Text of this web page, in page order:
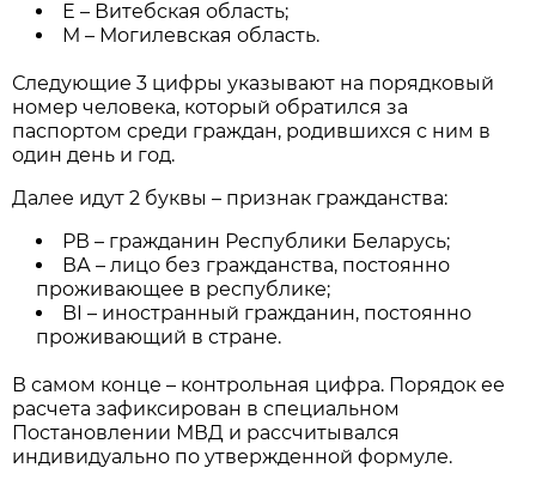
Е – Витебская область;
М – Могилевская область.
Следующие 3 цифры указывают на порядковый
номер человека, который обратился за
паспортом среди граждан, родившихся с ним в
один день и год.
Далее идут 2 буквы – признак гражданства:
РВ – гражданин Республики Беларусь;
ВА – лицо без гражданства, постоянно
проживающее в республике;
BI – иностранный гражданин, постоянно
проживающий в стране.
В самом конце – контрольная цифра. Порядок ее
расчета зафиксирован в специальном
Постановлении МВД и рассчитывался
индивидуально по утвержденной формуле.